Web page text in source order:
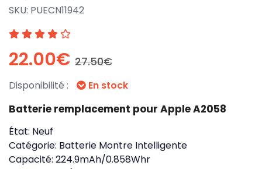
SKU: PUECN11942
22.00€ 27.50€
Disponibilité : En stock
Batterie remplacement pour Apple A2058
État: Neuf
Catégorie: Batterie Montre Intelligente
Capacité: 224.9mAh/0.858Whr